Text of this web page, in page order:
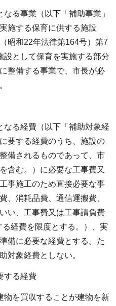
る事業（以下「補助事業」
施する保育に供する施設
昭和22年法律第164号）第7
として保育を実施する部分
整備する事業で、市長が必
る経費（以下「補助対象経
要する経費のうち、施設の
備されるものであって、市
含む。）に必要な工事費又
事施工のため直接必要な事
、消耗品費、通信運搬費、
い、工事費又は工事請負費
経費を限度とする。）、実
備に必要な経費とする。た
対象経費としない。
する経費
物を買収することが建物を新